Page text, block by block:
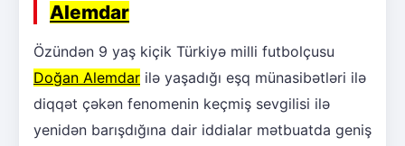
Alemdar
Özündən 9 yaş kiçik Türkiyə milli futbolçusu
Doğan Alemdar ilə yaşadığı eşq münasibətləri ilə
diqqət çəkən fenomenin keçmiş sevgilisi ilə
yenidən barışdığına dair iddialar mətbuatda geniş